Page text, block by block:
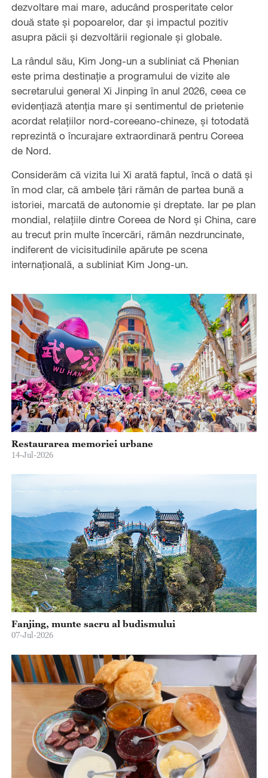
dezvoltare mai mare, aducând prosperitate celor
două state și popoarelor, dar și impactul pozitiv
asupra păcii și dezvoltării regionale și globale.
La rândul său, Kim Jong-un a subliniat că Phenian
este prima destinație a programului de vizite ale
secretarului general Xi Jinping în anul 2026, ceea ce
evidențiază atenția mare și sentimentul de prietenie
acordat relațiilor nord-coreeano-chineze, și totodată
reprezintă o încurajare extraordinară pentru Coreea
de Nord.
Considerăm că vizita lui Xi arată faptul, încă o dată și
în mod clar, că ambele țări rămân de partea bună a
istoriei, marcată de autonomie și dreptate. Iar pe plan
mondial, relațiile dintre Coreea de Nord și China, care
au trecut prin multe încercări, rămân nezdruncinate,
indiferent de vicisitudinile apărute pe scena
internațională, a subliniat Kim Jong-un.
Restaurarea memoriei urbane
14-Jul-2026
Fanjing, munte sacru al budismului
07-Jul-2026